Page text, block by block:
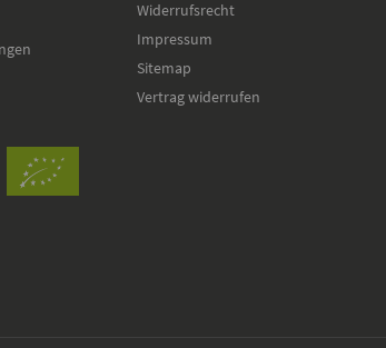
Widerrufsrecht
Impressum
Sitemap
Vertrag widerrufen